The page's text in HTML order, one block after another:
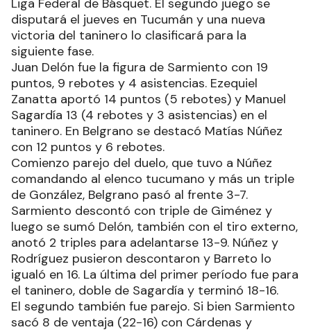
Liga Federal de Básquet. El segundo juego se
disputará el jueves en Tucumán y una nueva
victoria del taninero lo clasificará para la
siguiente fase.
Juan Delón fue la figura de Sarmiento con 19
puntos, 9 rebotes y 4 asistencias. Ezequiel
Zanatta aportó 14 puntos (5 rebotes) y Manuel
Sagardía 13 (4 rebotes y 3 asistencias) en el
taninero. En Belgrano se destacó Matías Núñez
con 12 puntos y 6 rebotes.
Comienzo parejo del duelo, que tuvo a Núñez
comandando al elenco tucumano y más un triple
de González, Belgrano pasó al frente 3-7.
Sarmiento descontó con triple de Giménez y
luego se sumó Delón, también con el tiro externo,
anotó 2 triples para adelantarse 13-9. Núñez y
Rodríguez pusieron descontaron y Barreto lo
igualó en 16. La última del primer período fue para
el taninero, doble de Sagardía y terminó 18-16.
El segundo también fue parejo. Si bien Sarmiento
sacó 8 de ventaja (22-16) con Cárdenas y